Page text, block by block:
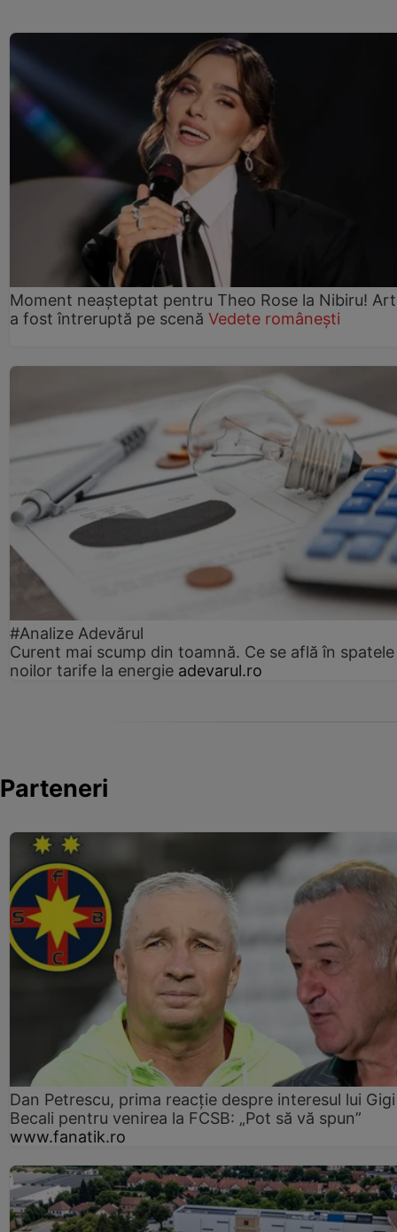
Moment neașteptat pentru Theo Rose la Nibiru!
a fost întreruptă pe scenă Vedete românești
#Analize Adevărul
Curent mai scump din toamnă. Ce se află în spatele
noilor tarife la energie adevarul.ro
Parteneri
Dan Petrescu, prima reacție despre interesul lui Gigi
Becali pentru venirea la FCSB: „Pot să vă spun”
www.fanatik.ro